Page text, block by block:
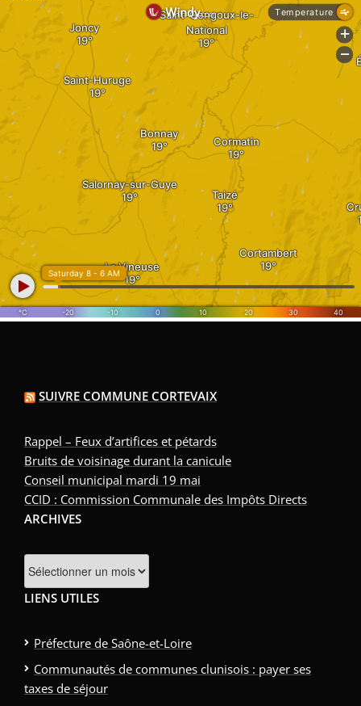
SUIVRE COMMUNE CORTEVAIX
Rappel – Feux d’artifices et pétards
Bruits de voisinage durant la canicule
Conseil municipal mardi 19 mai
CCID : Commission Communale des Impôts Directs
ARCHIVES
Archives
LIENS UTILES
Préfecture de Saône-et-Loire
Communautés de communes clunisois : payer ses
taxes de séjour